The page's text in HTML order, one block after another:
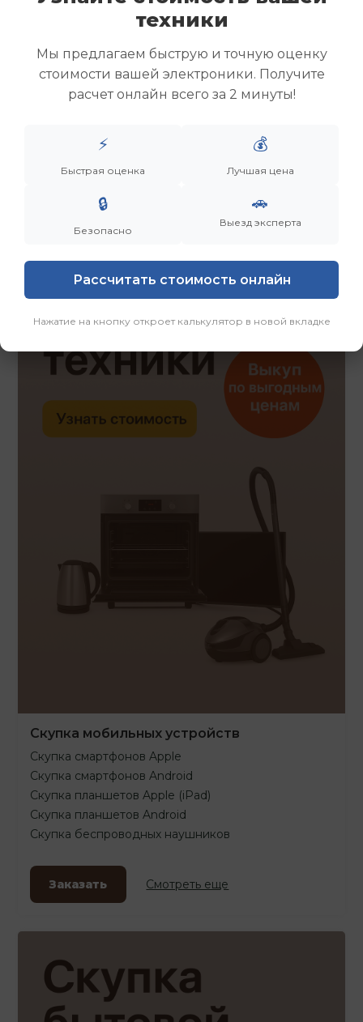
Скупка ноутбуков
Скупка ультрабуков
Скупка игровых ноутбуков
Скупка рабочих ноутбуков
Скупка старых ноутбуков (б/у)
Заказать Смотреть еще
Скупка мобильных устройств
Скупка смартфонов Apple
Скупка смартфонов Android
Скупка планшетов Apple (iPad)
Скупка планшетов Android
Скупка беспроводных наушников
Заказать Смотреть еще
техники
Мы предлагаем быструю и точную оценку
стоимости вашей электроники. Получите
расчет онлайн всего за 2 минуты!
⚡
Быстрая оценка
💰
Лучшая цена
🔒
Безопасно
🚗
Выезд эксперта
Рассчитать стоимость онлайн
Нажатие на кнопку откроет калькулятор в новой вкладке